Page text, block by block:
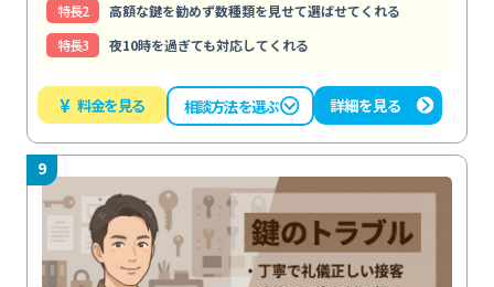
特⻑2
高額な鍵を勧めず数種類を見せて選ばせてくれる
特⻑3
夜10時を過ぎても対応してくれる
¥ 料金を見る 相談方法を選ぶ 詳細を見る
9